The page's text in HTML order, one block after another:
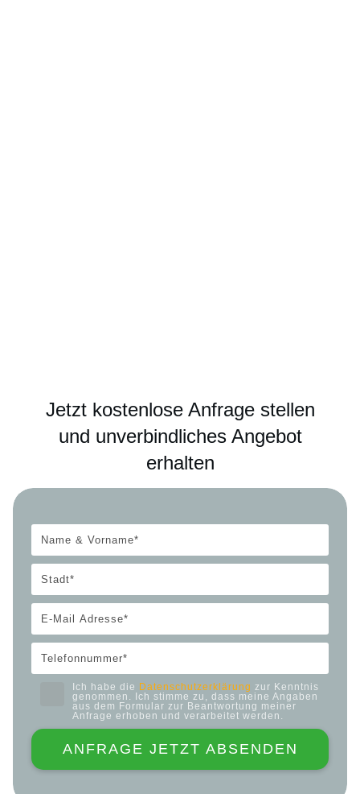
Jetzt kostenlose Anfrage stellen
und unverbindliches Angebot
erhalten
Ich habe die Datenschutzerklärung zur Kenntnis
genommen. Ich stimme zu, dass meine Angaben
aus dem Formular zur Beantwortung meiner
Anfrage erhoben und verarbeitet werden.
ANFRAGE JETZT ABSENDEN